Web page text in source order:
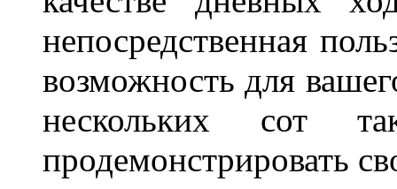
непосредственная
возможность для
нескольких
продемонстрировать